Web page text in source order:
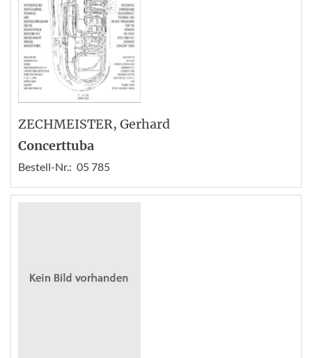
ZECHMEISTER, Gerhard
Concerttuba
Bestell-Nr.: 05 785